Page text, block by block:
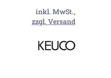
inkl. MwSt.,
zzgl. Versand